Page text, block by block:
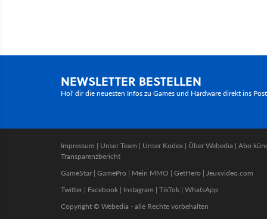
NEWSLETTER BESTELLEN
Hol' dir die neuesten Infos zu Games und Hardware direkt ins
Impressum | Unser Team | Unser Kodex | Über Webedia | Abo
Transparenzbericht
GameStar | GamePro | Mein MMO | GetHero | Jeuxvideo.com
Twitter | Facebook | Instagram | TikTok | WhatsApp
Copyright © Webedia - alle Rechte vorbehalten